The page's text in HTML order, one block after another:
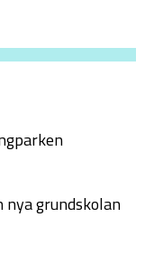
nya grundskolan